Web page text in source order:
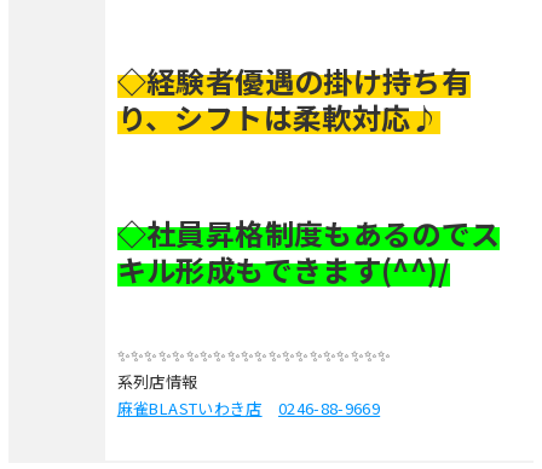
◇経験者優遇の掛け持ち有
り、シフトは柔軟対応♪
◇社員昇格制度もあるのでス
キル形成もできます(^^)/
✨✨✨✨✨✨✨✨✨✨✨✨✨✨✨✨✨✨✨✨
系列店情報
麻雀BLASTいわき店
0246-88-9669